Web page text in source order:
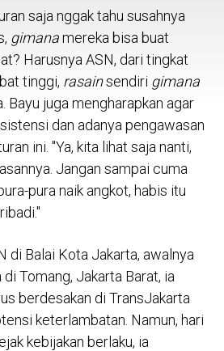
saja nggak tahu susahnya
gimanamereka bisa buat
Harusnya ASN, dari tingkat
tinggi, rasainsendiri gimana
Bayu juga mengharapkan agar
dan adanya pengawasan
ini. "Ya, kita lihat saja nanti,
Jangan sampai cuma
pura naik angkot, habis itu
di Balai Kota Jakarta, awalnya
Tomang, Jakarta Barat, ia
berdesakan di TransJakarta
keterlambatan. Namun, hari
kebijakan berlaku, ia